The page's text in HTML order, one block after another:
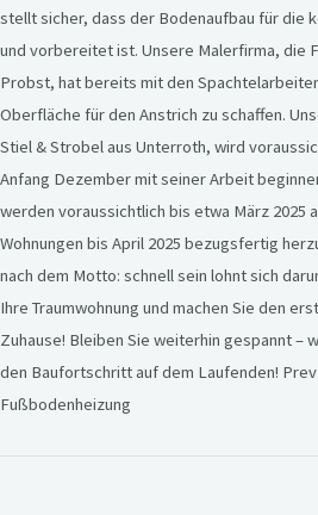
stellt sicher, dass der Bodenaufbau für die
und vorbereitet ist. Unsere Malerfirma, die
Probst, hat bereits mit den
Oberfläche für den Anstrich zu schaffen.
Stiel & Strobel aus Unterroth, wird
Anfang Dezember mit seiner Arbeit
werden voraussichtlich bis etwa März 2025
Wohnungen bis April 2025 bezugsfertig
nach dem Motto: schnell sein lohnt sich
Ihre Traumwohnung und machen Sie den
Zuhause! Bleiben Sie weiterhin gespannt –
den Baufortschritt auf dem Laufenden!
Fußbodenheizung